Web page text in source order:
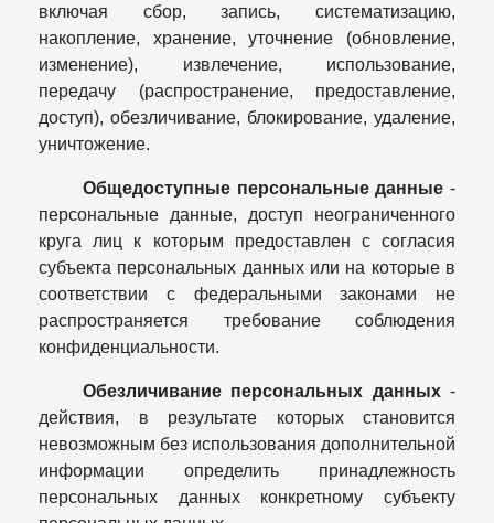
включая сбор, запись, систематизацию,
накопление, хранение, уточнение (обновление,
изменение), извлечение, использование,
передачу (распространение, предоставление,
доступ), обезличивание, блокирование, удаление,
уничтожение.
Общедоступные персональные данные -
персональные данные, доступ неограниченного
круга лиц к которым предоставлен с согласия
субъекта персональных данных или на которые в
соответствии с федеральными законами не
распространяется требование соблюдения
конфиденциальности.
Обезличивание персональных данных-
действия, в результате которых становится
невозможным без использования дополнительной
информации определить принадлежность
персональных данных конкретному субъекту